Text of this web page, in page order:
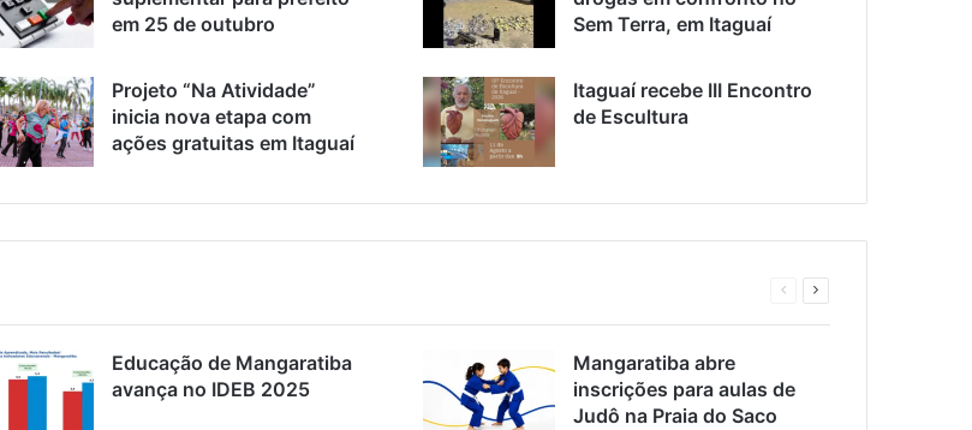
em 25 de outubro
Sem Terra, em Itaguaí
Projeto “Na Atividade”
inicia nova etapa com
ações gratuitas em Itaguaí
Itaguaí recebe III Encontro
de Escultura
Página
Educação de Mangaratiba
avança no IDEB 2025
Mangaratiba abre
inscrições para aulas de
Judô na Praia do Saco